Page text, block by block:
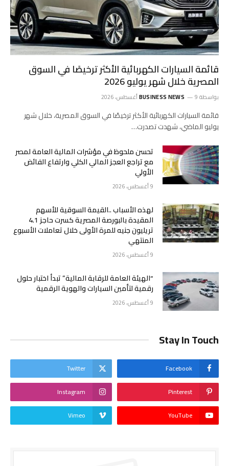
قائمة السيارات الكهربائية الأكثر ترخيصًا في السوق
المصرية خلال شهر يوليو 2026
بواسطة BUSINESS NEWS 9 أغسطس، 2026
قائمة السيارات الكهربائية الأكثر ترخيصًا في السوق المصرية، خلال شهر
يوليو الماضي، شهدت تصدرت…
تحسن ملحوظ في مؤشرات المالية العامة لمصر
مع تراجع العجز المالي الكلي وارتفاع الفائض
الأولي
9 أغسطس، 2026
لهذه الأسباب ..القيمة السوقية للأسهم
المقيدة بالبورصة المصرية كسرت حاجز 4.1
تريليون جنيه للمرة الأولى خلال تعاملات الأسبوع
المنتهي
9 أغسطس، 2026
“الهيئة العامة للرقابة المالية” تبدأ اختبار حلول
رقمية لتأمين السيارات والهوية الرقمية
9 أغسطس، 2026
Stay In Touch
Facebook
Twitter
Pinterest
Instagram
YouTube
Vimeo